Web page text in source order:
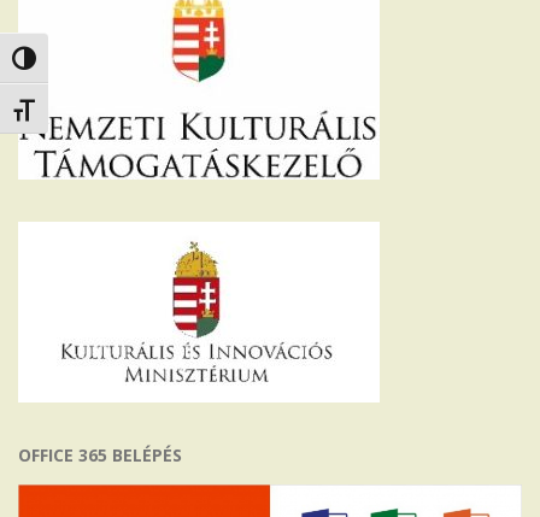
Nagy kontraszt váltása
Betűméret váltása
OFFICE 365 BELÉPÉS